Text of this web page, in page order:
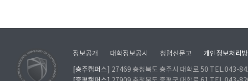
정보공개 대학정보공시 청렴신문고 개인정보처리
[충주캠퍼스]
27469 충청북도 충주시 대학로 50 TEL.043-